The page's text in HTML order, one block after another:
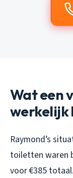
Wat een
werkelijk
Raymond’s
toiletten waren
voor €385